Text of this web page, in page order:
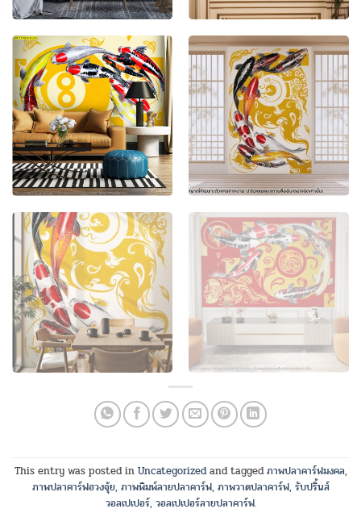
This entry was posted in Uncategorizedand taggedภาพปลาคาร์ฟมงคล,
ภาพปลาคาร์ฟฮวงจุ้ย, ภาพพิมพ์ลายปลาคาร์ฟ, ภาพวาดปลาคาร์ฟ, รับปริ้นส์
วอลเปเปอร์, วอลเปเปอร์ลายปลาคาร์ฟ.